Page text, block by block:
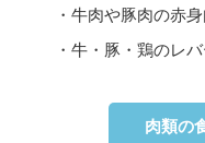
・牛肉や豚肉の赤
・牛・豚・鶏のレ
肉類の